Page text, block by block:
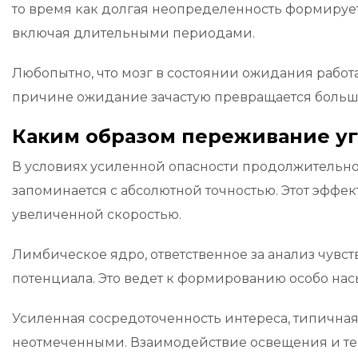
то время как долгая неопределенность
включая длительными периодами.
Любопытно, что мозг в состоянии ожидания
причине ожидание зачастую превращается
Каким образом переживание
В условиях усиленной опасности
запоминается с абсолютной точностью. Этот
увеличенной скоростью.
Лимбическое ядро, ответственное за анализ
потенциала. Это ведет к формированию особо
Усиленная сосредоточенность интереса,
неотмеченными. Взаимодействие освещения и